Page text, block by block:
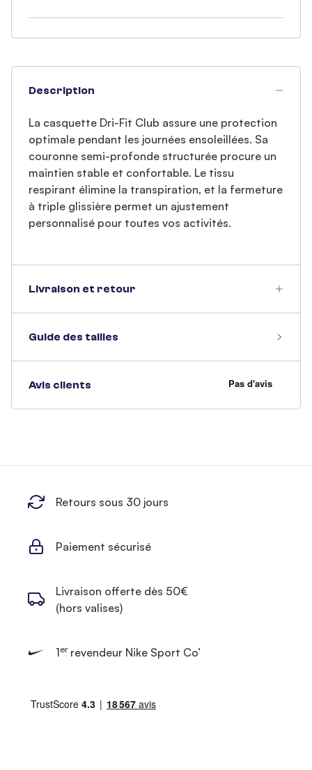
Description
La casquette Dri-Fit Club assure une protection
optimale pendant les journées ensoleillées. Sa
couronne semi-profonde structurée procure un
maintien stable et confortable. Le tissu
respirant élimine la transpiration, et la fermeture
à triple glissière permet un ajustement
personnalisé pour toutes vos activités.
Livraison et retour
Guide des tailles
Avis clients
Retours sous 30 jours
Paiement sécurisé
Livraison offerte dès 50€
(hors valises)
1errevendeur Nike Sport Co’